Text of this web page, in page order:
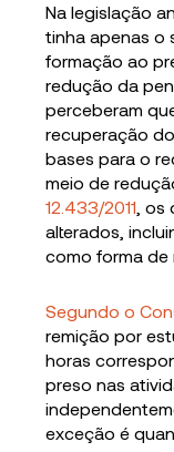
Na legislação
tinha apenas o
formação ao
redução da
perceberam
recuperação
bases para o
meio de
12.433/2011 ,
alterados,
como forma de
Segundo o
remição por
horas
preso nas
exceção é